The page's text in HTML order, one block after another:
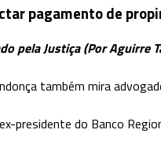
pagamento de
pela Justiça(Por Aguirre
também mira
presidente do Banco